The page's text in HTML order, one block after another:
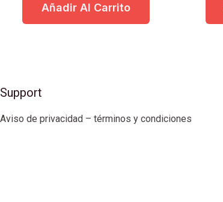
Añadir Al Carrito
Support
Aviso de privacidad – términos y condiciones